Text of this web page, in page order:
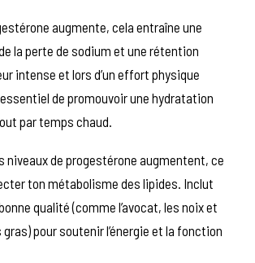
augmente, cela entraîne une
la perte de sodium et une rétention
intense et lors d’un effort physique
de promouvoir une hydratation
par temps chaud.
niveaux de progestérone augmentent, ce
ton métabolisme des lipides. Inclut
qualité (comme l’avocat, les noix et
pour soutenir l’énergie et la fonction